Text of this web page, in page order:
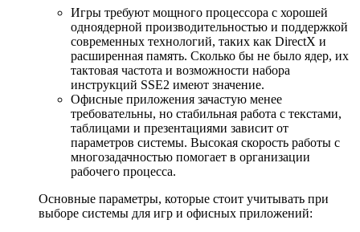
Игры требуют мощного процессора с хорошей
одноядерной производительностью и поддержкой
современных технологий, таких как DirectX и
расширенная память. Сколько бы не было ядер, их
тактовая частота и возможности набора
инструкций SSE2 имеют значение.
Офисные приложения зачастую менее
требовательны, но стабильная работа с текстами,
таблицами и презентациями зависит от
параметров системы. Высокая скорость работы с
многозадачностью помогает в организации
рабочего процесса.
Основные параметры, которые стоит учитывать при
выборе системы для игр и офисных приложений: